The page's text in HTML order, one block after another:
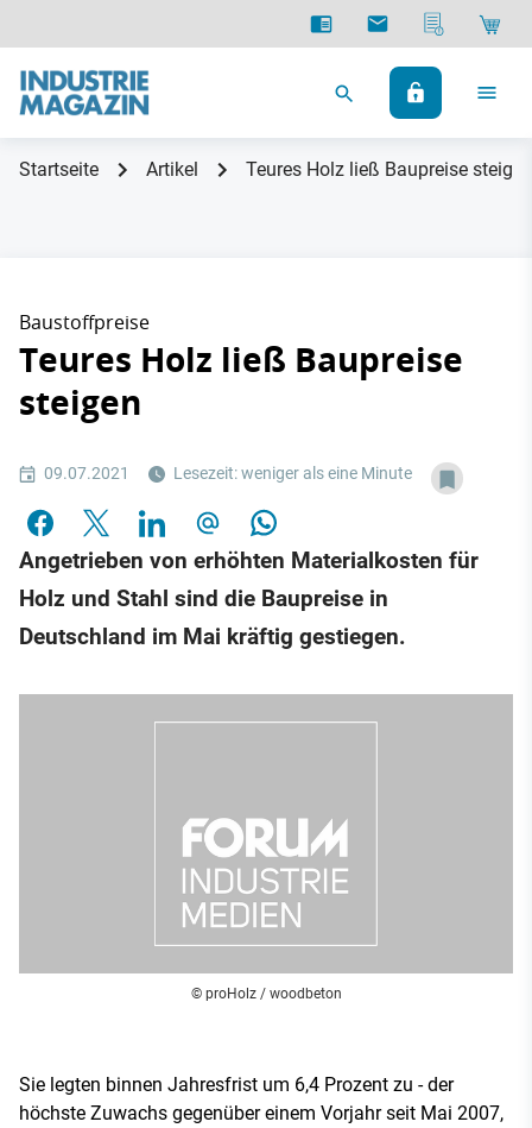
Startseite Artikel Teures Holz ließ Baupreise steigen
Baustoffpreise
Teures Holz ließ Baupreise
steigen
09.07.2021 Lesezeit: weniger als eine Minute
Angetrieben von erhöhten Materialkosten für
Holz und Stahl sind die Baupreise in
Deutschland im Mai kräftig gestiegen.
© proHolz / woodbeton
Sie legten binnen Jahresfrist um 6,4 Prozent zu - der
höchste Zuwachs gegenüber einem Vorjahr seit Mai 2007,